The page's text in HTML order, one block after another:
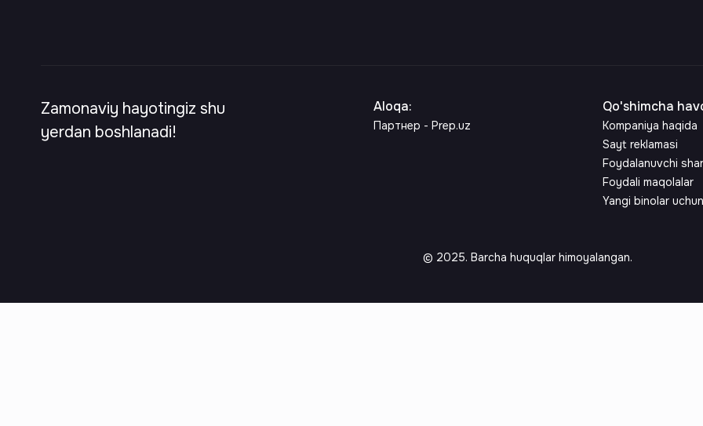
Zamonaviy hayotingiz shu
yerdan boshlanadi!
Aloqa:
Партнер - Prep.uz
Qo'shimcha
Kompaniya haqida
Sayt reklamasi
Foydalanuvchi
Foydali maqolalar
Yangi binolar
© 2025. Barcha huquqlar himoyalangan.